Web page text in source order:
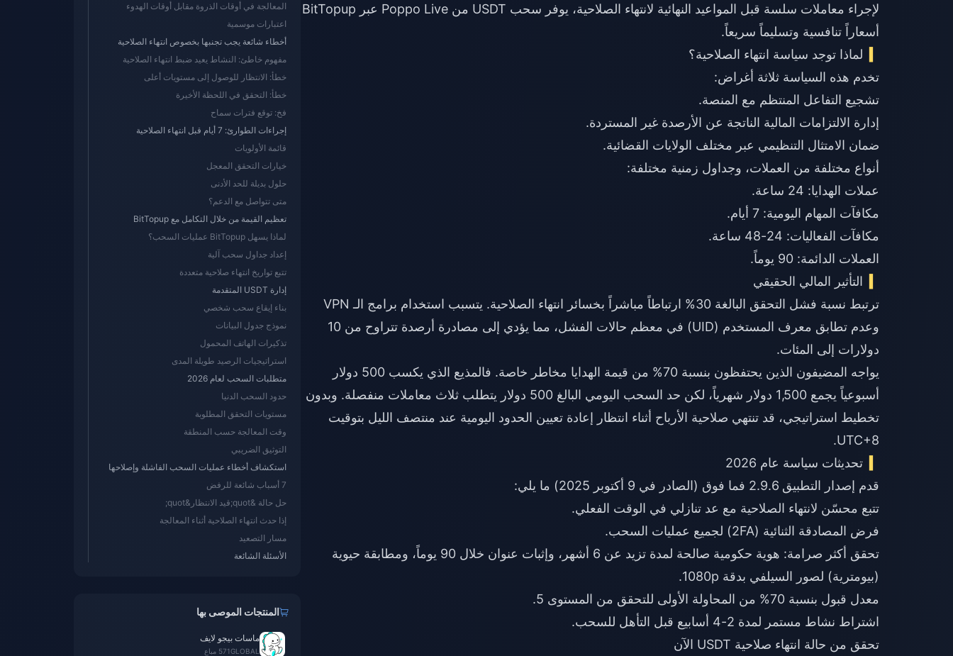
لإجراء معاملات سلسة قبل المواعيد النهائية لانتهاء الصلاحية، يوفر سحب USDT من Poppo Live
عبر BitTopup
أسعاراً تنافسية وتسليماً سريعاً.
لماذا توجد سياسة انتهاء الصلاحية؟
تخدم هذه السياسة ثلاثة أغراض:
تشجيع التفاعل المنتظم مع المنصة.
إدارة الالتزامات المالية الناتجة عن الأرصدة غير المستردة.
ضمان الامتثال التنظيمي عبر مختلف الولايات القضائية.
أنواع مختلفة من العملات، وجداول زمنية مختلفة:
عملات الهدايا: 24 ساعة.
مكافآت المهام اليومية: 7 أيام.
مكافآت الفعاليات: 24-48 ساعة.
العملات الدائمة: 90 يوماً.
التأثير المالي الحقيقي
ترتبط نسبة فشل التحقق البالغة 30% ارتباطاً مباشراً بخسائر انتهاء الصلاحية. يتسبب استخدام برامج الـ VPN
وعدم تطابق معرف المستخدم (UID) في معظم حالات الفشل، مما يؤدي إلى مصادرة أرصدة تتراوح من 10
دولارات إلى المئات.
يواجه المضيفون الذين يحتفظون بنسبة 70% من قيمة الهدايا مخاطر خاصة. فالمذيع الذي يكسب 500 دولار
أسبوعياً يجمع 1,500 دولار شهرياً، لكن حد السحب اليومي البالغ 500 دولار يتطلب ثلاث معاملات منفصلة. وبدون
تخطيط استراتيجي، قد تنتهي صلاحية الأرباح أثناء انتظار إعادة تعيين الحدود اليومية عند منتصف الليل بتوقيت
UTC+8.
تحديثات سياسة عام 2026
قدم إصدار التطبيق 2.9.6 فما فوق (الصادر في 9 أكتوبر 2025) ما يلي:
تتبع محسّن لانتهاء الصلاحية مع عد تنازلي في الوقت الفعلي.
فرض المصادقة الثنائية (2FA) لجميع عمليات السحب.
تحقق أكثر صرامة: هوية حكومية صالحة لمدة تزيد عن 6 أشهر، وإثبات عنوان خلال 90 يوماً، ومطابقة حيوية
(بيومترية) لصور السيلفي بدقة 1080p.
معدل قبول بنسبة 70% من المحاولة الأولى للتحقق من المستوى 5.
اشتراط نشاط مستمر لمدة 2-4 أسابيع قبل التأهل للسحب.
تحقق من حالة انتهاء صلاحية USDT الآن
المعالجة في أوقات الذروة مقابل أوقات الهدوء
اعتبارات موسمية
أخطاء شائعة يجب تجنبها بخصوص انتهاء الصلاحية
مفهوم خاطئ: النشاط يعيد ضبط انتهاء الصلاحية
خطأ: الانتظار للوصول إلى مستويات أعلى
خطأ: التحقق في اللحظة الأخيرة
فخ: توقع فترات سماح
إجراءات الطوارئ: 7 أيام قبل انتهاء الصلاحية
قائمة الأولويات
خيارات التحقق المعجل
حلول بديلة للحد الأدنى
متى تتواصل مع الدعم؟
تعظيم القيمة من خلال التكامل مع BitTopup
لماذا يسهل BitTopup عمليات السحب؟
إعداد جداول سحب آلية
تتبع تواريخ انتهاء صلاحية متعددة
إدارة USDT المتقدمة
بناء إيقاع سحب شخصي
نموذج جدول البيانات
تذكيرات الهاتف المحمول
استراتيجيات الرصيد طويلة المدى
متطلبات السحب لعام 2026
حدود السحب الدنيا
مستويات التحقق المطلوبة
وقت المعالجة حسب المنطقة
التوثيق الضريبي
استكشاف أخطاء عمليات السحب الفاشلة وإصلاحها
7 أسباب شائعة للرفض
حل حالة &quot;قيد الانتظار&quot;
إذا حدث انتهاء الصلاحية أثناء المعالجة
مسار التصعيد
الأسئلة الشائعة
المنتجات الموصى بها
ماسات بيجو لايف
GLOBAL571 مباع